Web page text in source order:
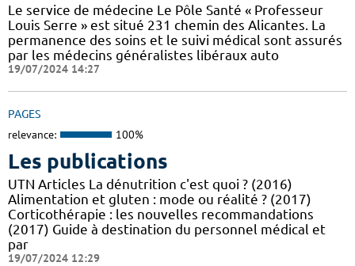
Le service de médecine Le Pôle Santé « Professeur
Louis Serre » est situé 231 chemin des Alicantes. La
permanence des soins et le suivi médical sont assurés
par les médecins généralistes libéraux auto
19/07/2024 14:27
PAGES
relevance: 100%
Les publications
UTN Articles La dénutrition c'est quoi ? (2016)
Alimentation et gluten : mode ou réalité ? (2017)
Corticothérapie : les nouvelles recommandations
(2017) Guide à destination du personnel médical et
par
19/07/2024 12:29